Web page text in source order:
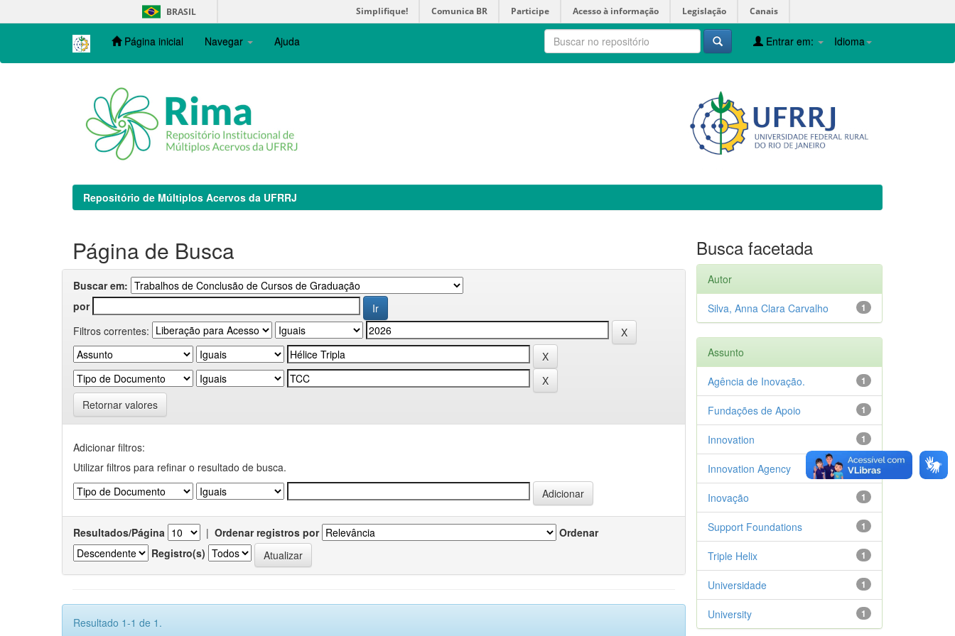
navigation
BRASIL Simplifique! Comunica BR Participe Acesso à informação Legislação Canais
Página inicial Navegar Ajuda Idioma
Entrar em:
Repositório de Múltiplos Acervos da UFRRJ
Página de Busca
Buscar em:
por
Filtros correntes:
Retornar valores
Adicionar filtros:
Utilizar filtros para refinar o resultado de busca.
Resultados/Página | Ordenar registros por
Ordenar
Registro(s)
Resultado 1-1 de 1.
Busca facetada
Autor
1
Silva, Anna Clara Carvalho
Assunto
1
Agência de Inovação.
1
Fundações de Apoio
1
Innovation
1
Innovation Agency
1
Inovação
1
Support Foundations
1
Triple Helix
1
Universidade
1
University